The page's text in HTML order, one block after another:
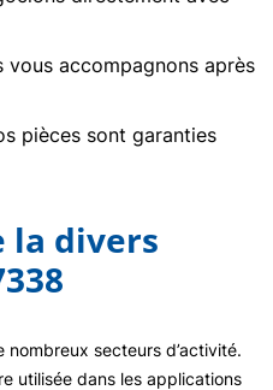
accompagnons après
pièces sont garanties
la divers
secteurs d’activité.
utilisée dans les applications